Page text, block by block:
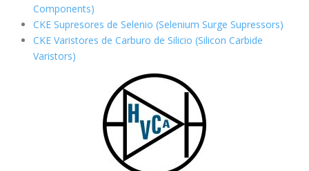
Components)
CKE Supresores de Selenio (Selenium Surge Supressors)
CKE Varistores de Carburo de Silicio (Silicon Carbide
Varistors)